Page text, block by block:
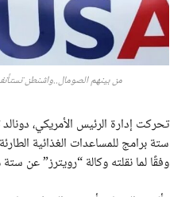
من بينهم الصومال..واشنطن تستأنف 6 برامج مساعدات
تحركت إدارة الرئيس الأمريكي،
ستة برامج للمساعدات الغذائية
وفقًا لما نقلته وكالة “رويترز” عن